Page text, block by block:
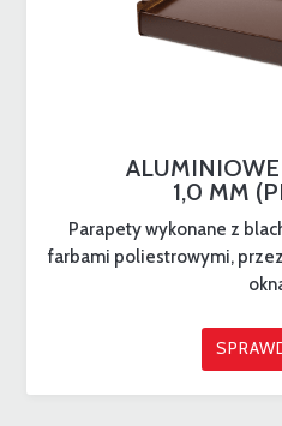
1,0 MM
Parapety wykonane z
farbami poliestrowymi,